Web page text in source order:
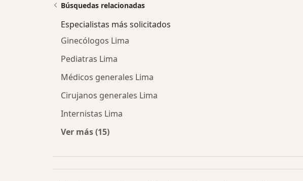
Búsquedas relacionadas
Especialistas más solicitados
Ginecólogos Lima
Pediatras Lima
Médicos generales Lima
Cirujanos generales Lima
Internistas Lima
Ver más (15)